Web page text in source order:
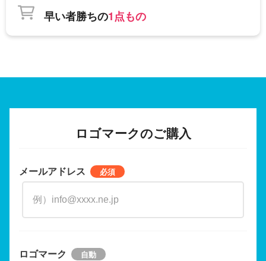
早い者勝ちの1点もの
ロゴマークのご購入
メールアドレス
ロゴマーク